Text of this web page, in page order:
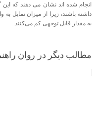
انجام شده اند نشان می دهند که این
داشته باشند، زیرا از میزان
به مقدار قابل توجهی کم می‌کنند.
مطالب دیگر در روان